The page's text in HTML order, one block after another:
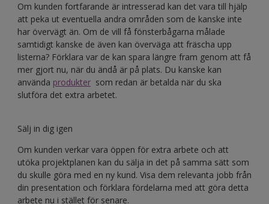
Om kunden fortfarande är intresserad kan det vara till hjälp
att peka ut eventuella andra områden som de kanske inte
har övervägt än. Om de vill få fönsterbågarna målade
samtidigt kanske de även kan överväga att fräscha upp
listerna? Förklara var de kan spara längre fram genom att få
mer gjort nu, när du ändå är på plats. Du kanske kan
använda produkter som redan är betalda när du ska
slutföra det extra arbetet.
Sälj in dig igen
Om kunden verkar vara öppen för extra arbete och att
utöka projektplanen kan du sälja in det på samma sätt som
du skulle göra med en ny kund. Visa dem relevanta jobb från
din presentation och förklara fördelarna med att göra detta
arbete nu i stället för senare.